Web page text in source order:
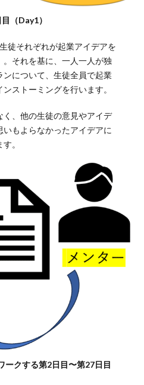
（Day1）
徒それぞれが起業アイデアを
それを基に、一人一人が独
ンについて、生徒全員で起業
ストーミングを行います。
く、他の生徒の意見やアイデ
もよらなかったアイデアに
。
クする第2日目〜第27日目